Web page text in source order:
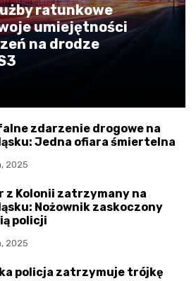
ratunkowe
umiejętności
na drodze
zdarzenie drogowe na
Jedna ofiara śmiertelna
2025
z Kolonii zatrzymany na
Nożownik zaskoczony
policji
2025
policja zatrzymuje trójkę